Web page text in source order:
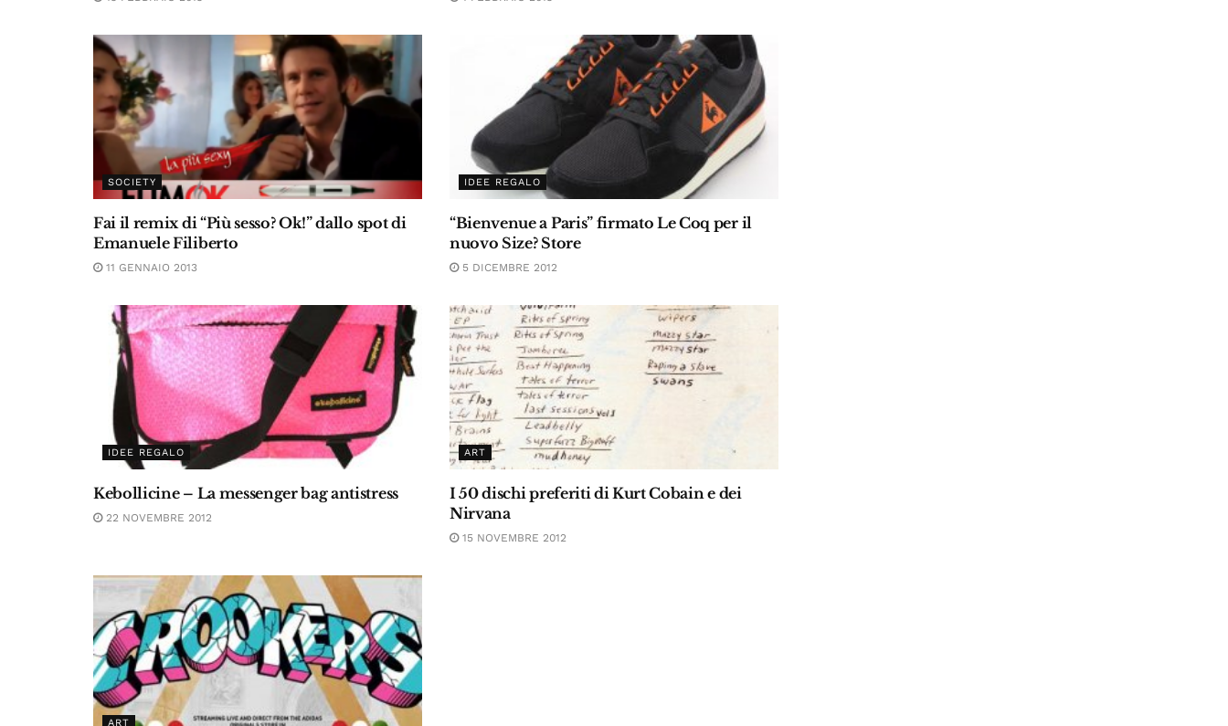
SOCIETY
Fai il remix di “Più sesso? Ok!” dallo spot di
Emanuele Filiberto
11 GENNAIO 2013
IDEE REGALO
“Bienvenue a Paris” firmato Le Coq per il
nuovo Size? Store
5 DICEMBRE 2012
IDEE REGALO
Kebollicine – La messenger bag antistress
22 NOVEMBRE 2012
ART
I 50 dischi preferiti di Kurt Cobain e dei
Nirvana
15 NOVEMBRE 2012
ART